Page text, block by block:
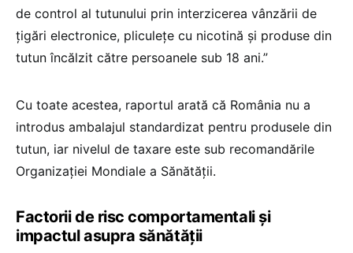
de control al tutunului prin interzicerea vânzării de
țigări electronice, pliculețe cu nicotină și produse din
tutun încălzit către persoanele sub 18 ani.”
Cu toate acestea, raportul arată că România nu a
introdus ambalajul standardizat pentru produsele din
tutun, iar nivelul de taxare este sub recomandările
Organizației Mondiale a Sănătății.
Factorii de risc comportamentali și
impactul asupra sănătății